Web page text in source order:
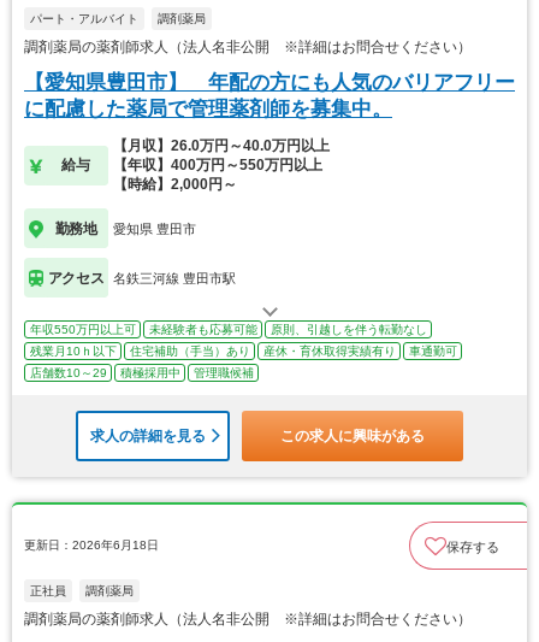
パート・アルバイト 調剤薬局
調剤薬局の薬剤師求人（法人名非公開 ※詳細はお問合せください）
【愛知県豊田市】 年配の方にも人気のバリアフリー
に配慮した薬局で管理薬剤師を募集中。
給与
【月収】26.0万円～40.0万円以上
【年収】400万円～550万円以上
【時給】2,000円～
勤務地 愛知県 豊田市
アクセス 名鉄三河線 豊田市駅
年収550万円以上可 未経験者も応募可能
原則、引越しを伴う転勤なし
残業月10ｈ以下
住宅補助（手当）あり 産休・育休取得実績有り
車通勤可
店舗数10～29
積極採用中 管理職候補
求人の詳細を見る この求人に興味がある
更新日：2026年6月18日 保存する
正社員 調剤薬局
調剤薬局の薬剤師求人（法人名非公開 ※詳細はお問合せください）